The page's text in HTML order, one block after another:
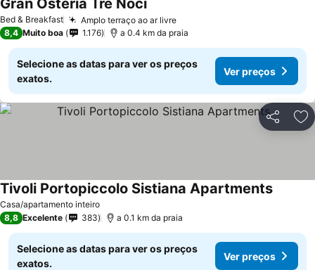
Bed & Breakfast Amplo terraço ao ar livreVer preços
Gran Osteria Tre NociVer preços
8,4 Muito boa 1.176 a 0.4 km da praia
Selecione as datas para ver os preços
exatos.
Ver preços
Partilhar
Casa/apartamento inteiro
Tivoli Portopiccolo Sistiana ApartmentsVer
8,8 Excelente 383 a 0.1 km da praia
Selecione as datas para ver os preços
exatos.
Ver preços